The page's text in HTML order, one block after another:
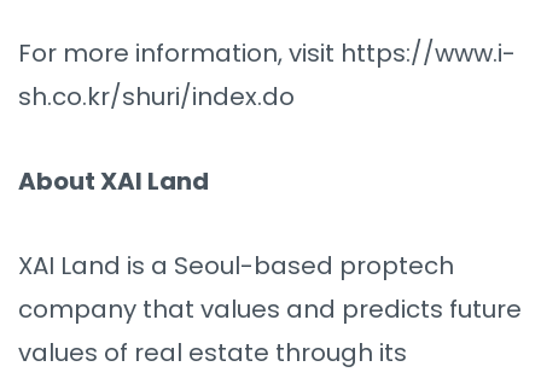
For more information, visit https://www.i-
sh.co.kr/shuri/index.do
About XAI Land
XAI Land is a Seoul-based proptech
company that values and predicts future
values of real estate through its